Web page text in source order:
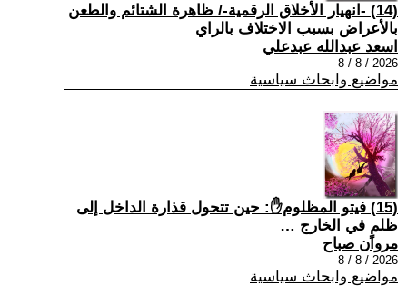
(14) -انهيار الأخلاق الرقمية-/ ظاهرة الشتائم والطعن
بالأعراض بسبب الاختلاف بالراي
اسعد عبدالله عبدعلي
2026 / 8 / 8
مواضيع وابحاث سياسية
(15) فيتو المظلوم✋: حين تتحول قذارة الداخل إلى
ظلمٍ في الخارج …
مروان صباح
2026 / 8 / 8
مواضيع وابحاث سياسية